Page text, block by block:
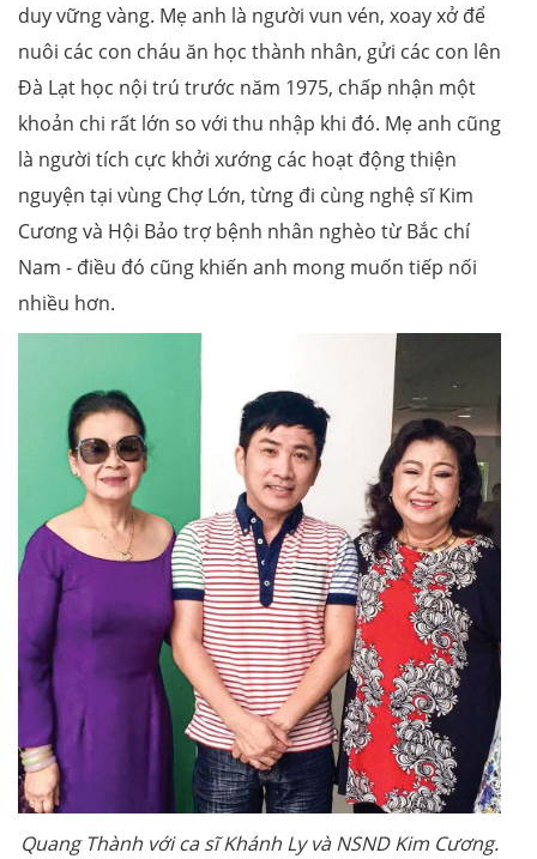
duy vững vàng. Mẹ anh là người vun vén, xoay xở để
nuôi các con cháu ăn học thành nhân, gửi các con lên
Đà Lạt học nội trú trước năm 1975, chấp nhận một
khoản chi rất lớn so với thu nhập khi đó. Mẹ anh cũng
là người tích cực khởi xướng các hoạt động thiện
nguyện tại vùng Chợ Lớn, từng đi cùng nghệ sĩ Kim
Cương và Hội Bảo trợ bệnh nhân nghèo từ Bắc chí
Nam - điều đó cũng khiến anh mong muốn tiếp nối
nhiều hơn.
Quang Thành với ca sĩ Khánh Ly và NSND Kim Cương.